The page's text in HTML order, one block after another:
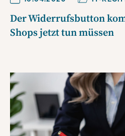
Der Widerrufsbutton
Shops jetzt tun müssen